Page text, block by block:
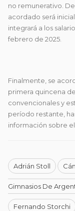
no remunerativo.
acordado será
integrará a los
febrero de 2025.
Finalmente, se
primera quincena
convencionales y
período restante,
información sobre
Adrián Stoll
Gimnasios De
Fernando Storchi